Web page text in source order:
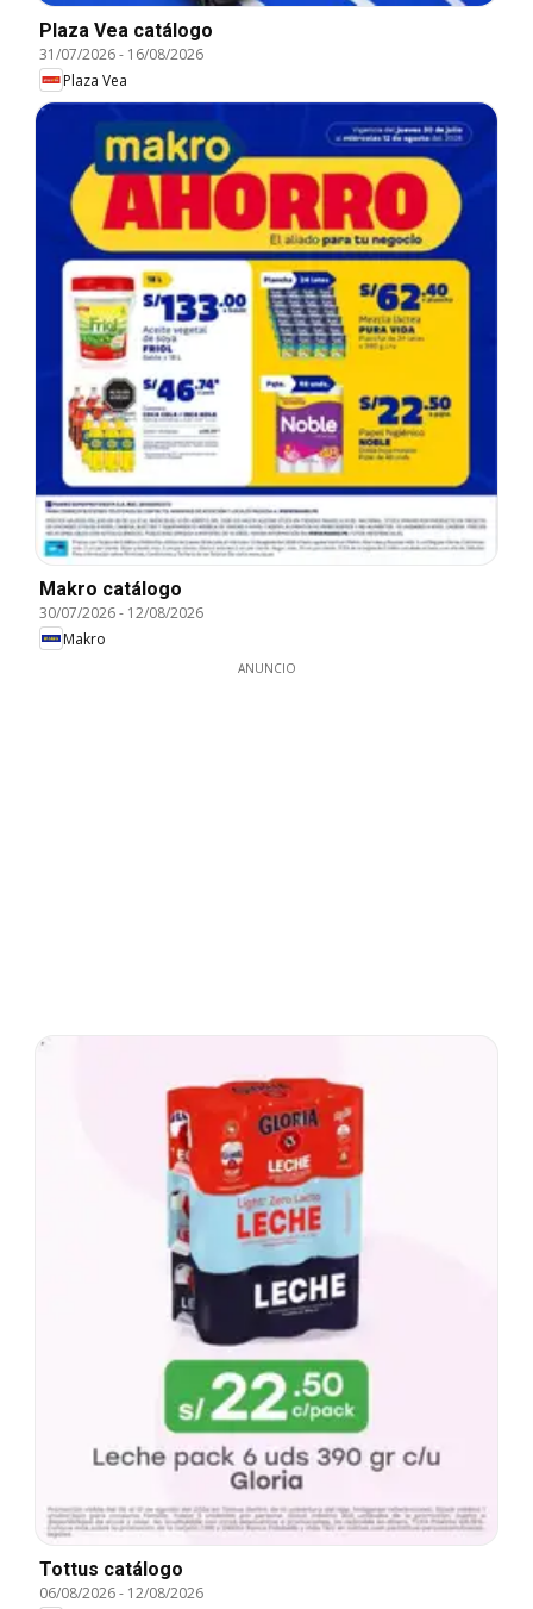
Plaza Vea catálogo
31/07/2026- 16/08/2026
Plaza Vea
Makro catálogo
30/07/2026- 12/08/2026
Makro
ANUNCIO
Tottus catálogo
06/08/2026- 12/08/2026